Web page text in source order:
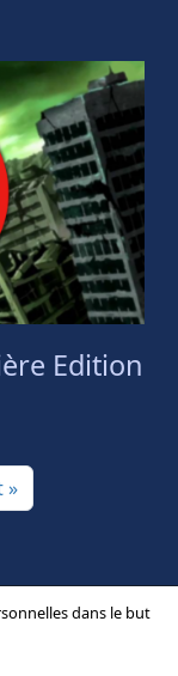
dans le but
Edition
page
»